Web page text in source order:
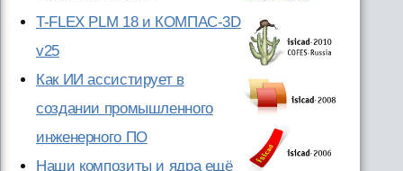
T-FLEX PLM 18 и КОМПАС-3D
v25
Как ИИ ассистирует в
создании промышленного
инженерного ПО
Наши композиты и ядра ещё